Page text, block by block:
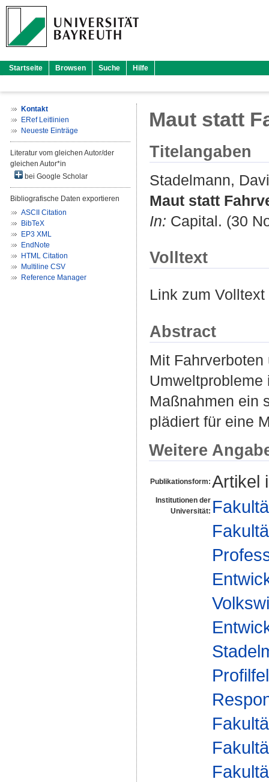
Startseite Browsen Suche Hilfe
Kontakt
ERef Leitlinien
Neueste Einträge
Literatur vom gleichen Autor/der
gleichen Autor*in
bei Google Scholar
Bibliografische Daten exportieren
ASCII Citation
BibTeX
EP3 XML
EndNote
HTML Citation
Multiline CSV
Reference Manager
Maut statt
Titelangaben
Stadelmann,
Maut statt
In: Capital. (30
Volltext
Link zum
Abstract
Mit
Maßnahmen ein
plädiert für eine
Weitere
Publikationsform: Artikel
Institutionen der
Universität: